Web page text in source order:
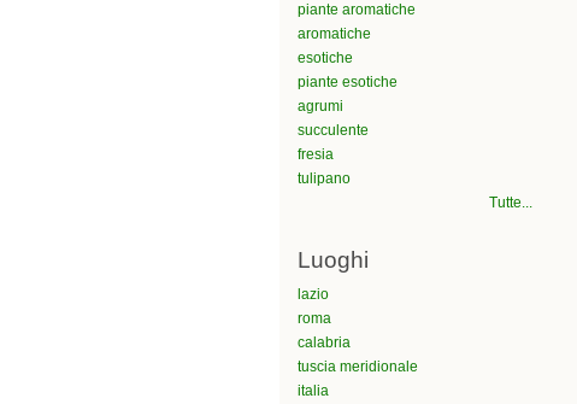
piante aromatiche
aromatiche
esotiche
piante esotiche
agrumi
succulente
fresia
tulipano
Tutte...
Luoghi
lazio
roma
calabria
tuscia meridionale
italia